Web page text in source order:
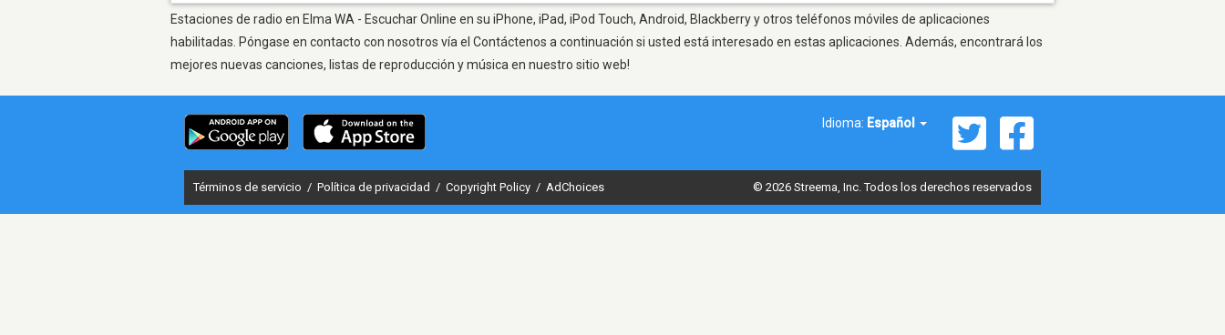
Estaciones de radio en Elma WA - Escuchar Online en su iPhone, iPad, iPod Touch, Android, Blackberry y otros teléfonos móviles de aplicaciones
habilitadas. Póngase en contacto con nosotros vía el Contáctenos a continuación si usted está interesado en estas aplicaciones. Además, encontrará los
mejores nuevas canciones, listas de reproducción y música en nuestro sitio web!
Idioma: Español
Términos de servicio / Política de privacidad / Copyright Policy / AdChoices © 2026 Streema, Inc. Todos los derechos reservados